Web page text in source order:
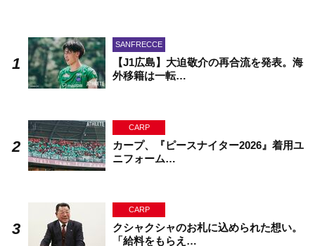
SANFRECCE
【J1広島】大迫敬介の再合流を発表。海
外移籍は一転…
CARP
カープ、『ピースナイター2026』着用ユ
ニフォーム…
CARP
クシャクシャのお札に込められた想い。
「給料をもらえ…